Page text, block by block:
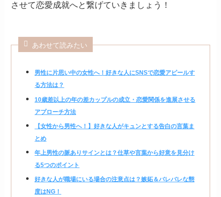
させて恋愛成就へと繋げていきましょう！
あわせて読みたい
男性に片思い中の女性へ！好きな人にSNSで恋愛アピールす
る方法は？
10歳差以上の年の差カップルの成立・恋愛関係を進展させる
アプローチ方法
【女性から男性へ！】好きな人がキュンとする告白の言葉ま
とめ
年上男性の脈ありサインとは？仕草や言葉から好意を見分け
る5つのポイント
好きな人が職場にいる場合の注意点は？嫉妬＆バレバレな態
度はNG！